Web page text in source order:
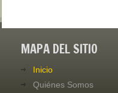
MAPA DEL SITIO
Inicio
Quiénes Somos